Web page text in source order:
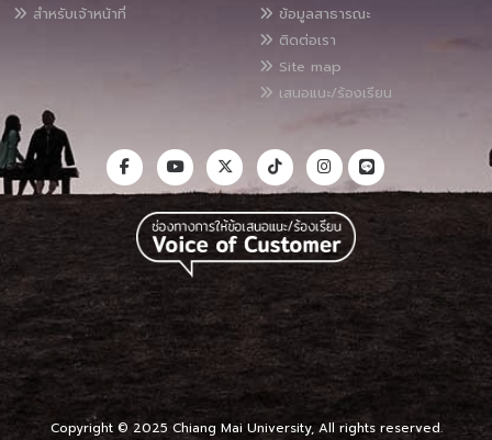
สำหรับเจ้าหน้าที่
ข้อมูลสาธารณะ
ติดต่อเรา
Site map
เสนอแนะ/ร้องเรียน
Copyright © 2025 Chiang Mai University, All rights reserved.